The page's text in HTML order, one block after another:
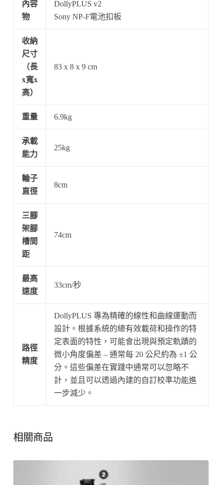
內容
物
DollyPLUS v2
Sony NP-F電池扣板
收納
尺寸
（長
x寬x
高）
83 x 8 x 9 cm
重量 6.9kg
承載
能力
25kg
輪子
直徑
8cm
三腳
架腳
槽間
距
74cm
最高
速度
33cm/秒
路徑
精度
DollyPLUS 專為精確的線性和曲線運動而
設計。根據系統的總有效載荷和操作的特
定表面的特性，可能會出現與預定軌蹟的
微小角度偏差 – 通常每 20 公尺約為 ±1 公
分。這些偏差在實踐中通常可以忽略不
計，並且可以透過內建的自訂校準功能進
一步減少。
相關商品